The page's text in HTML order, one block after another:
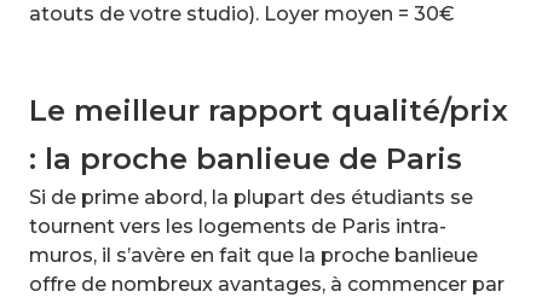
atouts de votre studio). Loyer moyen = 30€
Le meilleur rapport qualité/prix
: la proche banlieue de Paris
Si de prime abord, la plupart des étudiants se
tournent vers les logements de Paris intra-
muros, il s’avère en fait que la proche banlieue
offre de nombreux avantages, à commencer par